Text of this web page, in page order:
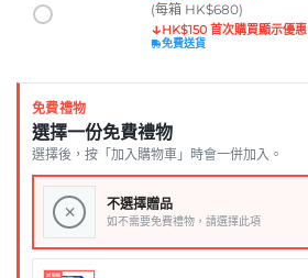
(每箱 HK$680)
↓HK$150 首次購買顯示優惠
免費送貨
免費禮物
選擇一份免費禮物
選擇後，按「加入購物車」時會一併加入。
× 不選擇贈品
如不需要免費禮物，請選擇此項